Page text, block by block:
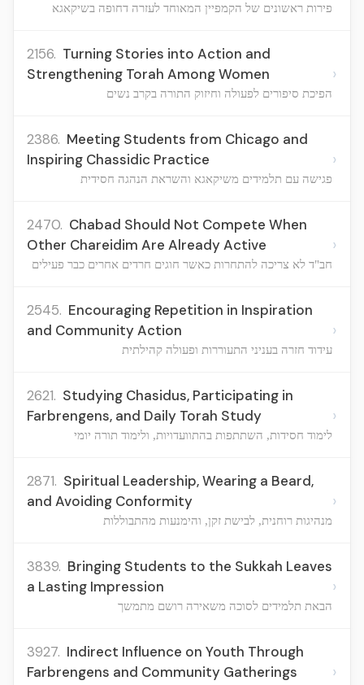
פירות ראשונים של הקמפיין המאוחד לעזרה דחופה בשיקאגא
2156. Turning Stories into Action and
Strengthening Torah Among Women
הפיכת סיפורים לפעולה וחיזוק התורה בקרב נשים
›
2386. Meeting Students from Chicago and
Inspiring Chassidic Practice
פגישה עם תלמידים משיקאגא והשראת הנהגה חסידית
›
2470. Chabad Should Not Compete When
Other Chareidim Are Already Active
חב"ד לא צריכה להתחרות כאשר חוגים חרדים אחרים כבר פעילים
›
2545. Encouraging Repetition in Inspiration
and Community Action
עידוד חזרה בעניני התעוררות ופעולה קהילתית
›
2621. Studying Chasidus, Participating in
Farbrengens, and Daily Torah Study
לימוד חסידות, השתתפות בהתוועדויות, ולימוד תורה יומי
›
2871. Spiritual Leadership, Wearing a Beard,
and Avoiding Conformity
מנהיגות רוחנית, לבישת זקן, והימנעות מהתבוללות
›
3839. Bringing Students to the Sukkah Leaves
a Lasting Impression
הבאת תלמידים לסוכה משאירה רושם מתמשך
›
3927. Indirect Influence on Youth Through
Farbrengens and Community Gatherings
›